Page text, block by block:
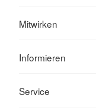
Mitwirken
Informieren
Service